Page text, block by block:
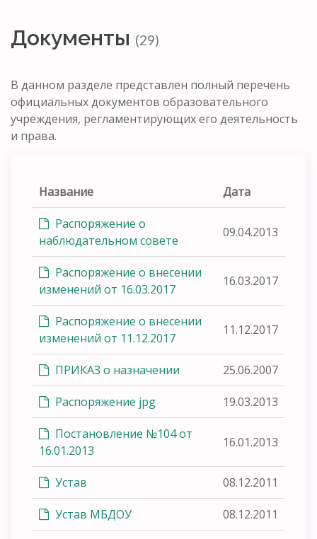
Документы (29)
В данном разделе представлен полный перечень
официальных документов образовательного
учреждения, регламентирующих его деятельность
и права.
Название Дата
Распоряжение о
наблюдательном совете
09.04.2013
Распоряжение о внесении
изменений от 16.03.2017
16.03.2017
Распоряжение о внесении
изменений от 11.12.2017
11.12.2017
ПРИКАЗ о назначении 25.06.2007
Распоряжение jpg 19.03.2013
Постановление №104 от
16.01.2013
16.01.2013
Устав 08.12.2011
Устав МБДОУ 08.12.2011